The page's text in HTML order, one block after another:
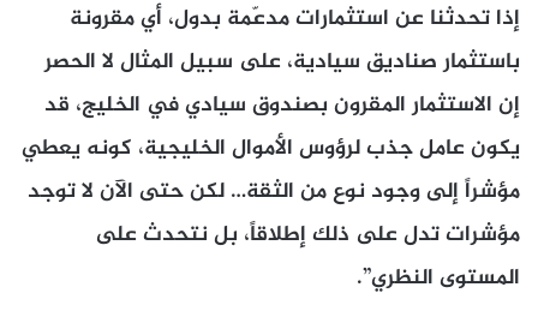
إذا تحدثنا عن استثمارات مدعّمة بدول، أي مقرونة
باستثمار صناديق سيادية، على سبيل المثال لا الحصر
إن الاستثمار المقرون بصندوق سيادي في الخليج، قد
يكون عامل جذب لرؤوس الأموال الخليجية، كونه يعطي
مؤشراً إلى وجود نوع من الثقة… لكن حتى الآن لا توجد
مؤشرات تدل على ذلك إطلاقاً، بل نتحدث على
المستوى النظري”.